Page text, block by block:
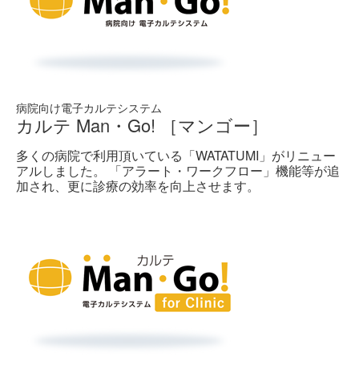
採用情報
中途採用
問い合わせ
病院向け電子カルテシステム
カルテ Man・Go! ［マンゴー］
多くの病院で利用頂いている「WATATUMI」がリニュー
アルしました。 「アラート・ワークフロー」機能等が追
加され、更に診療の効率を向上させます。